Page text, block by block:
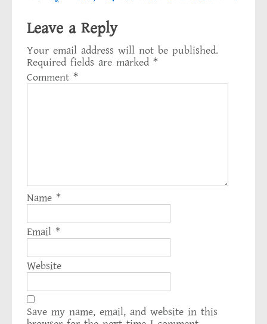
Leave a Reply
Your email address will not be published.
Required fields are marked *
Comment *
Name *
Email *
Website
Save my name, email, and website in this